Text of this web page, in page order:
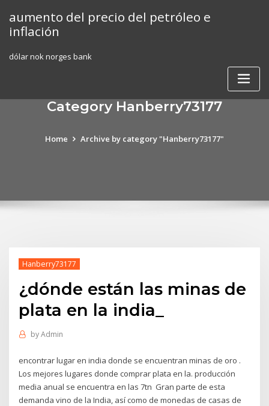
content
aumento del precio del petróleo e
inflación
dólar nok norges bank
Category Hanberry73177
Home Archive by category "Hanberry73177"
Hanberry73177
¿dónde están las minas de
plata en la india_
byAdmin
encontrar lugar en india donde se encuentran minas de oro .
Los mejores lugares donde comprar plata en la. producción
media anual se encuentra en las 7tn Gran parte de esta
demanda vino de la India, así como de monedas de casas de